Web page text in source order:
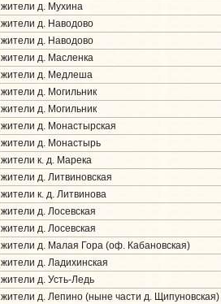
жители д. Мухина
жители д. Наводово
жители д. Наводово
жители д. Масленка
жители д. Медлеша
жители д. Могильник
жители д. Могильник
жители д. Монастырская
жители д. Монастырь
жители к. д. Марека
жители д. Литвиновская
жители к. д. Литвинова
жители д. Лосевская
жители д. Лосевская
жители д. Малая Гора (оф. Кабановская)
жители д. Ладихинская
жители д. Усть-Ледь
жители д. Лепино (ныне части д. Щипуновская)